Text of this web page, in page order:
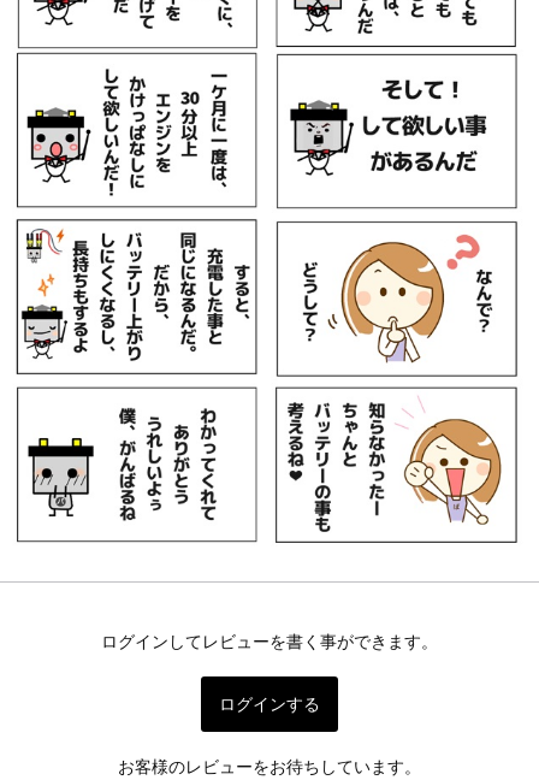
ログインしてレビューを書く事ができます。
ログインする
お客様のレビューをお待ちしています。